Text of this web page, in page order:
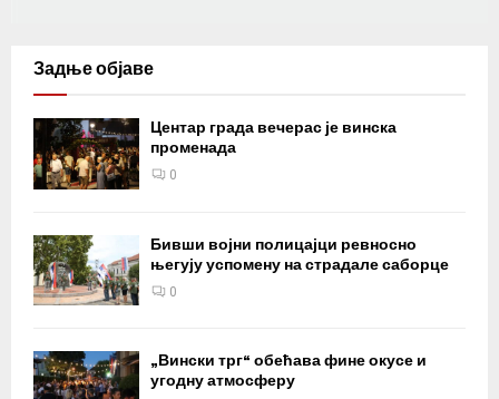
Задње објаве
Центар града вечерас је винска
променада
0
Бивши војни полицајци ревносно
његују успомену на страдале саборце
0
„Вински трг“ обећава фине окусе и
угодну атмосферу